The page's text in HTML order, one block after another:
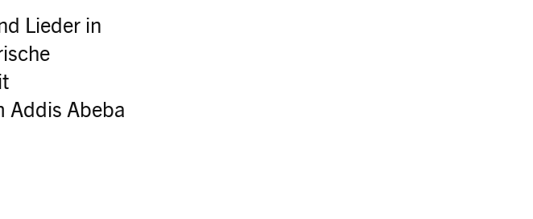
Lieder in
Addis Abeba